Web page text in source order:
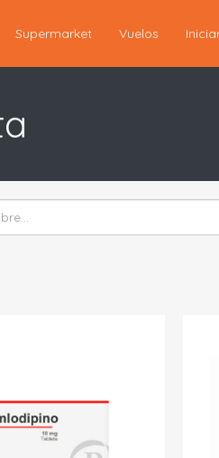
Supermarket Vuelos